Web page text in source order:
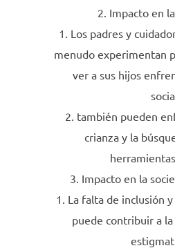
Impacto en
Los padres y
menudo experimentan
ver a sus hijos
también pueden
crianza y la
Impacto en la
La falta de inclusión
puede contribuir a